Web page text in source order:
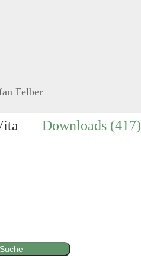
Felber
Downloads (417)